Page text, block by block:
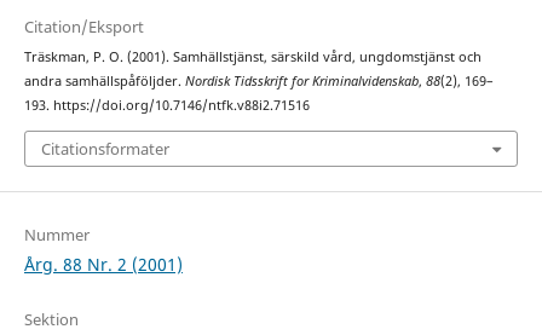
Citation/Eksport
Träskman, P. O. (2001). Samhällstjänst, särskild vård, ungdomstjänst och
andra samhällspåföljder. Nordisk Tidsskrift for Kriminalvidenskab, 88(2), 169–
193. https://doi.org/10.7146/ntfk.v88i2.71516
Citationsformater
Nummer
Årg. 88 Nr. 2 (2001)
Sektion